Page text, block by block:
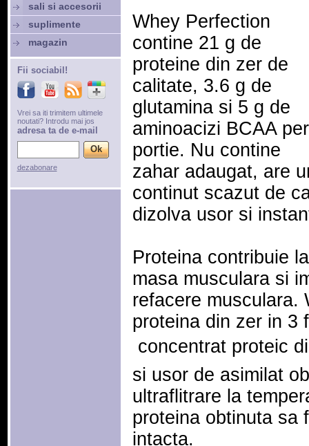
Whey Perfection
contine 21 g de
proteine din zer de
calitate, 3.6 g de
glutamina si 5 g de
aminoacizi BCAA per
portie. Nu contine
zahar adaugat, are
continut scazut de
dizolva usor si
Proteina contribuie
masa musculara si
refacere musculara.
proteina din zer in 3
 concentrat proteic
si usor de asimilat
ultraflitrare la
proteina obtinuta sa
intacta.
sali si accesorii
suplimente
magazin
Fii sociabil!
Vrei sa iti trimitem ultimele
noutati? Introdu mai jos
adresa ta de e-mail
dezabonare